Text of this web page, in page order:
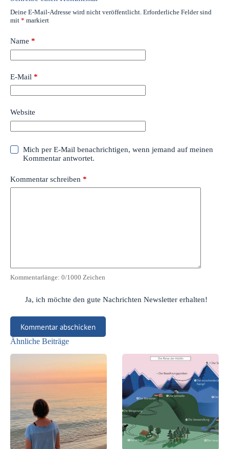
Deine E-Mail-Adresse wird nicht veröffentlicht. Erforderliche Felder sind
mit * markiert
Name *
E-Mail *
Website
Mich per E-Mail benachrichtigen, wenn jemand auf meinen
Kommentar antwortet.
Kommentar schreiben *
Kommentarlänge: 0/1000 Zeichen
Ja, ich möchte den gute Nachrichten Newsletter erhalten!
Kommentar abschicken
Ähnliche Beiträge